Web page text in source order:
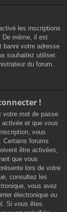
les inscriptions
De même, il est
banni votre adresse
souhaitez utiliser.
du forum.
!
votre mot de passe
et que vous
vous
Certains forums
être activées,
que vous
lors de votre
consultez les
vous avez
électronique ou
Si vous êtes